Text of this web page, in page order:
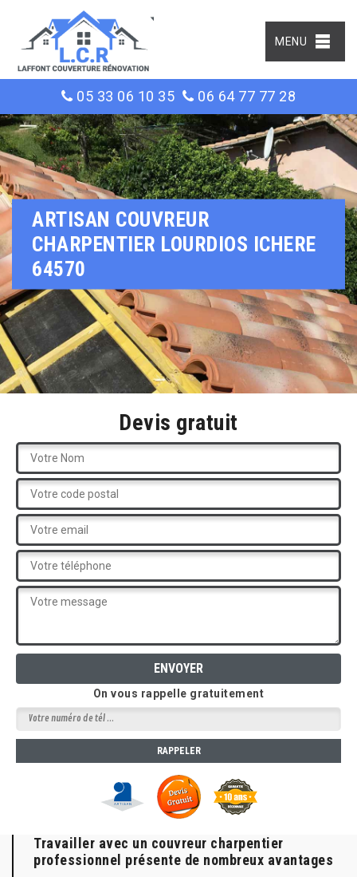
MENU
05 33 06 10 35 06 64 77 77 28
ARTISAN COUVREUR
CHARPENTIER LOURDIOS ICHERE
64570
Devis gratuit
On vous rappelle gratuitement
Travailler avec un couvreur charpentier
professionnel présente de nombreux avantages